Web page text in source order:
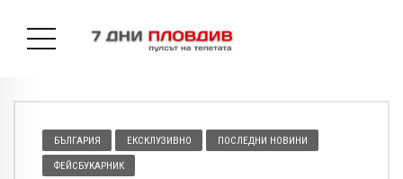
БЪЛГАРИЯ ЕКСКЛУЗИВНО ПОСЛЕДНИ НОВИНИ
ФЕЙСБУКАРНИК